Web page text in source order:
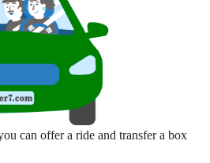
can offer a ride and transfer a box